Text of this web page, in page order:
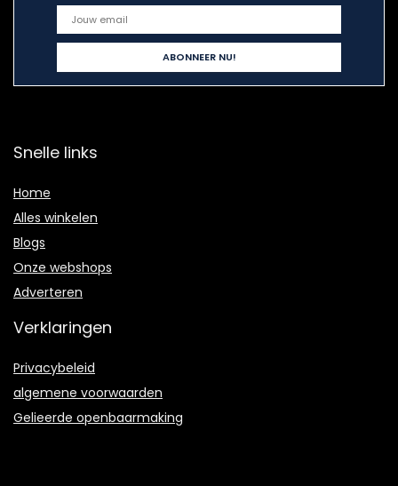
Snelle links
Home
Alles winkelen
Blogs
Onze webshops
Adverteren
Verklaringen
Privacybeleid
algemene voorwaarden
Gelieerde openbaarmaking